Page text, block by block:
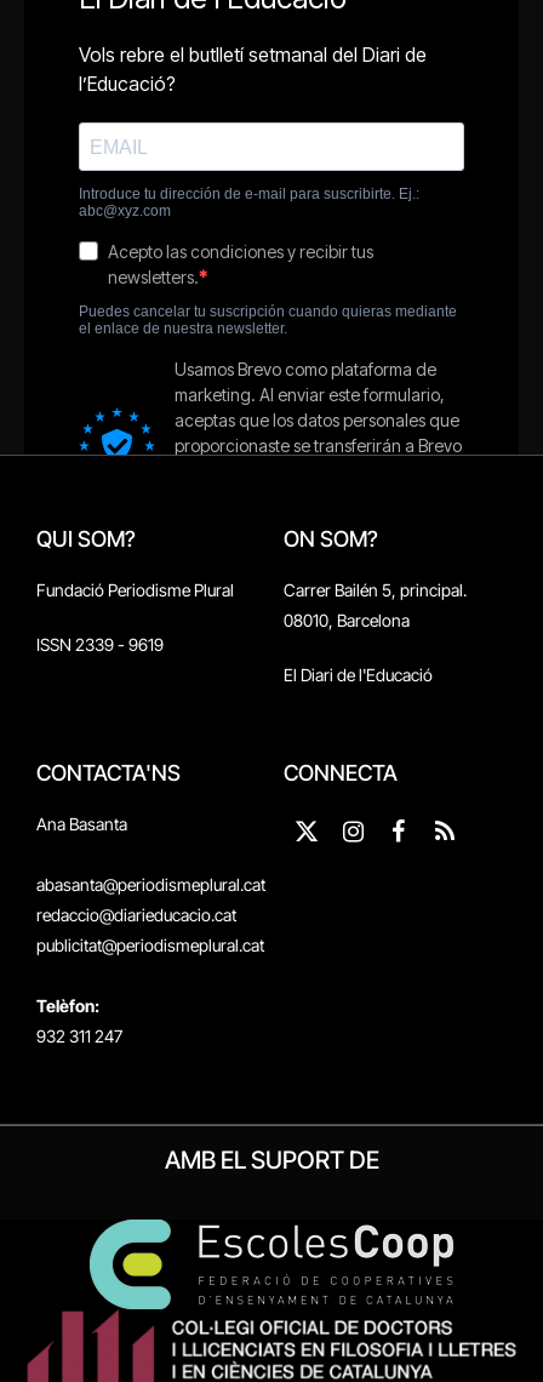
QUI SOM?
Fundació Periodisme Plural
ISSN 2339 - 9619
ON SOM?
Carrer Bailén 5, principal.
08010, Barcelona
El Diari de l'Educació
CONTACTA'NS
Ana Basanta
abasanta@periodismeplural.cat
redaccio@diarieducacio.cat
publicitat@periodismeplural.cat
Telèfon:
932 311 247
CONNECTA
X
Instagram
Facebook
RSS
AMB EL SUPORT DE